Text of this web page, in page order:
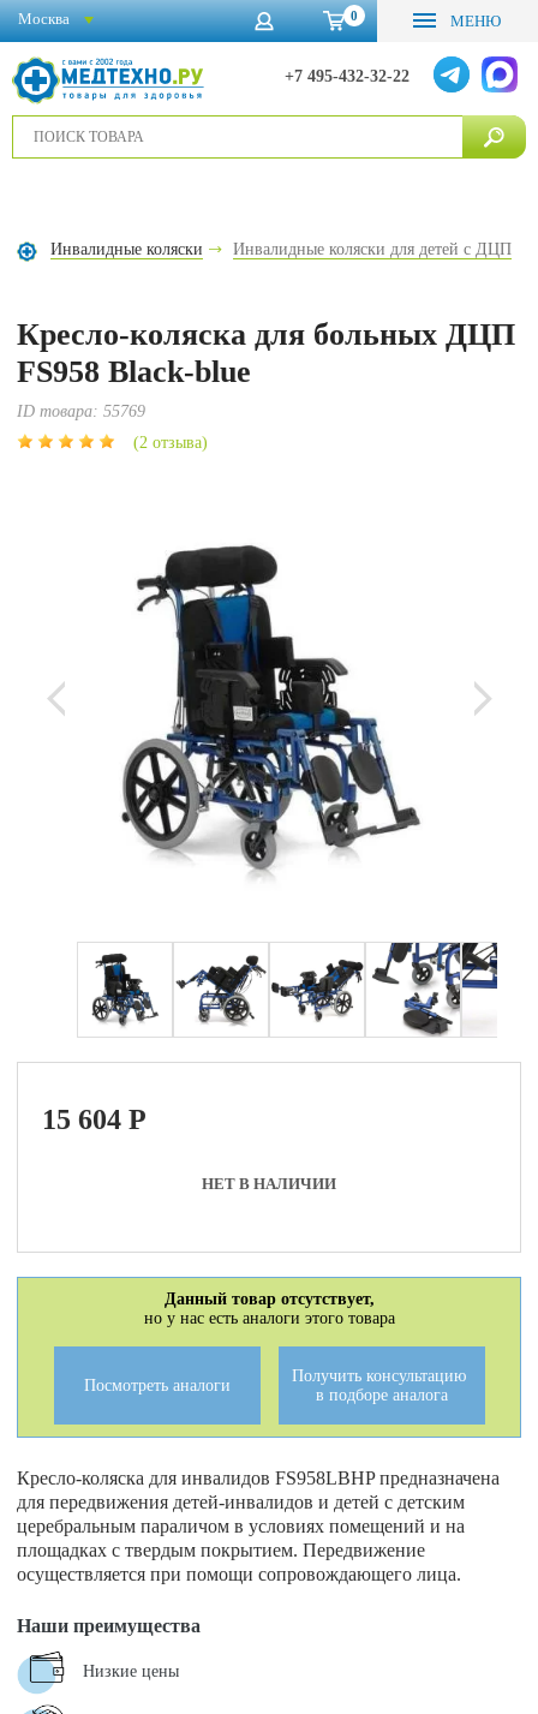
0 МЕНЮ
+7 495-432-32-22
Москва
Инвалидные коляски Инвалидные коляски для детей с ДЦП
Кресло-коляска для больных ДЦП
FS958 Black-blue
ID товара:55769
(2 отзыва)
15 604P
НЕТ В НАЛИЧИИ
Данный товар отсутствует,
но у нас есть аналоги этого товара
Посмотреть аналоги
Получить консультацию
в подборе аналога
Кресло-коляска для инвалидов FS958LBHP предназначена
для передвижения детей-инвалидов и детей с детским
церебральным параличом в условиях помещений и на
площадках с твердым покрытием. Передвижение
осуществляется при помощи сопровождающего лица.
Наши преимущества
Низкие цены